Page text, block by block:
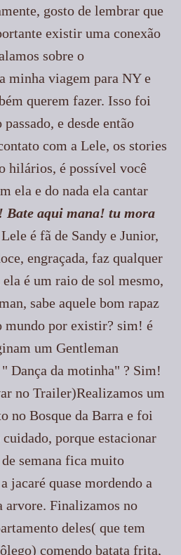
gosto de lembrar que
existir uma conexão
sobre o
minha viagem para NY e
querem fazer. Isso foi
e desde então
com a Lele, os stories
hilários, é possível você
ela e do nada ela cantar
Bate aqui mana! tu mora
é fã de Sandy e Junior,
engraçada, faz qualquer
é um raio de sol mesmo,
sabe aquele bom rapaz
mundo por existir? sim! é
um Gentleman
Dança da motinha" ? Sim!
no Trailer)Realizamos um
no Bosque da Barra e foi
porque estacionar
semana fica muito
jacaré quase mordendo a
arvore. Finalizamos no
deles( que tem
comendo batata frita,